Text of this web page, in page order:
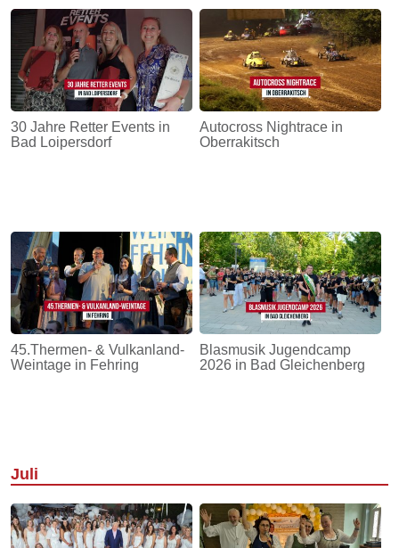
30 Jahre Retter Events in
Bad Loipersdorf
Autocross Nightrace in
Oberrakitsch
45.Thermen- & Vulkanland-
Weintage in Fehring
Blasmusik Jugendcamp
2026 in Bad Gleichenberg
Juli